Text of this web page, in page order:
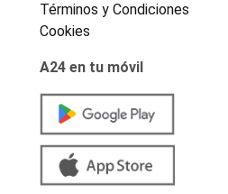
Términos y Condiciones
Cookies
A24 en tu móvil